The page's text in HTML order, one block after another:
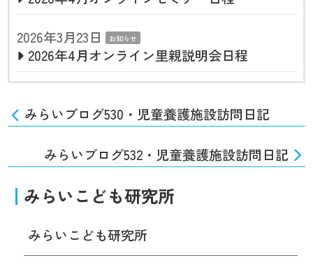
2026年3月23日
お知らせ
2026年4月オンライン里親説明会日程
みらいブログ530・児童養護施設訪問日記
みらいブログ532・児童養護施設訪問日記
みらいこども研究所
みらいこども研究所